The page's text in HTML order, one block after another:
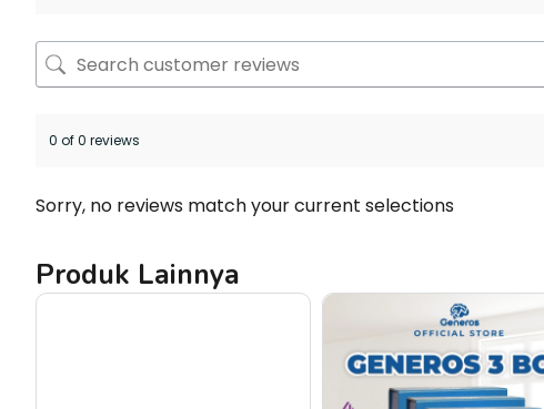
0 of 0 reviews
Sorry, no reviews match your current selections
Produk Lainnya